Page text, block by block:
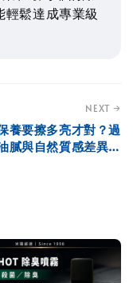
輕鬆達成專業級
NEXT →
養要擦多亮才對？過
膩與自然質感差異解